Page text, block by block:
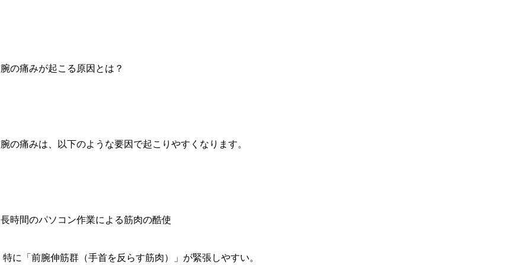
の痛みが起こる原因とは？
の痛みは、以下のような要因で起こりやすくなります。
時間のパソコン作業による筋肉の酷使
に「前腕伸筋群（手首を反らす筋肉）」が緊張しやすい。